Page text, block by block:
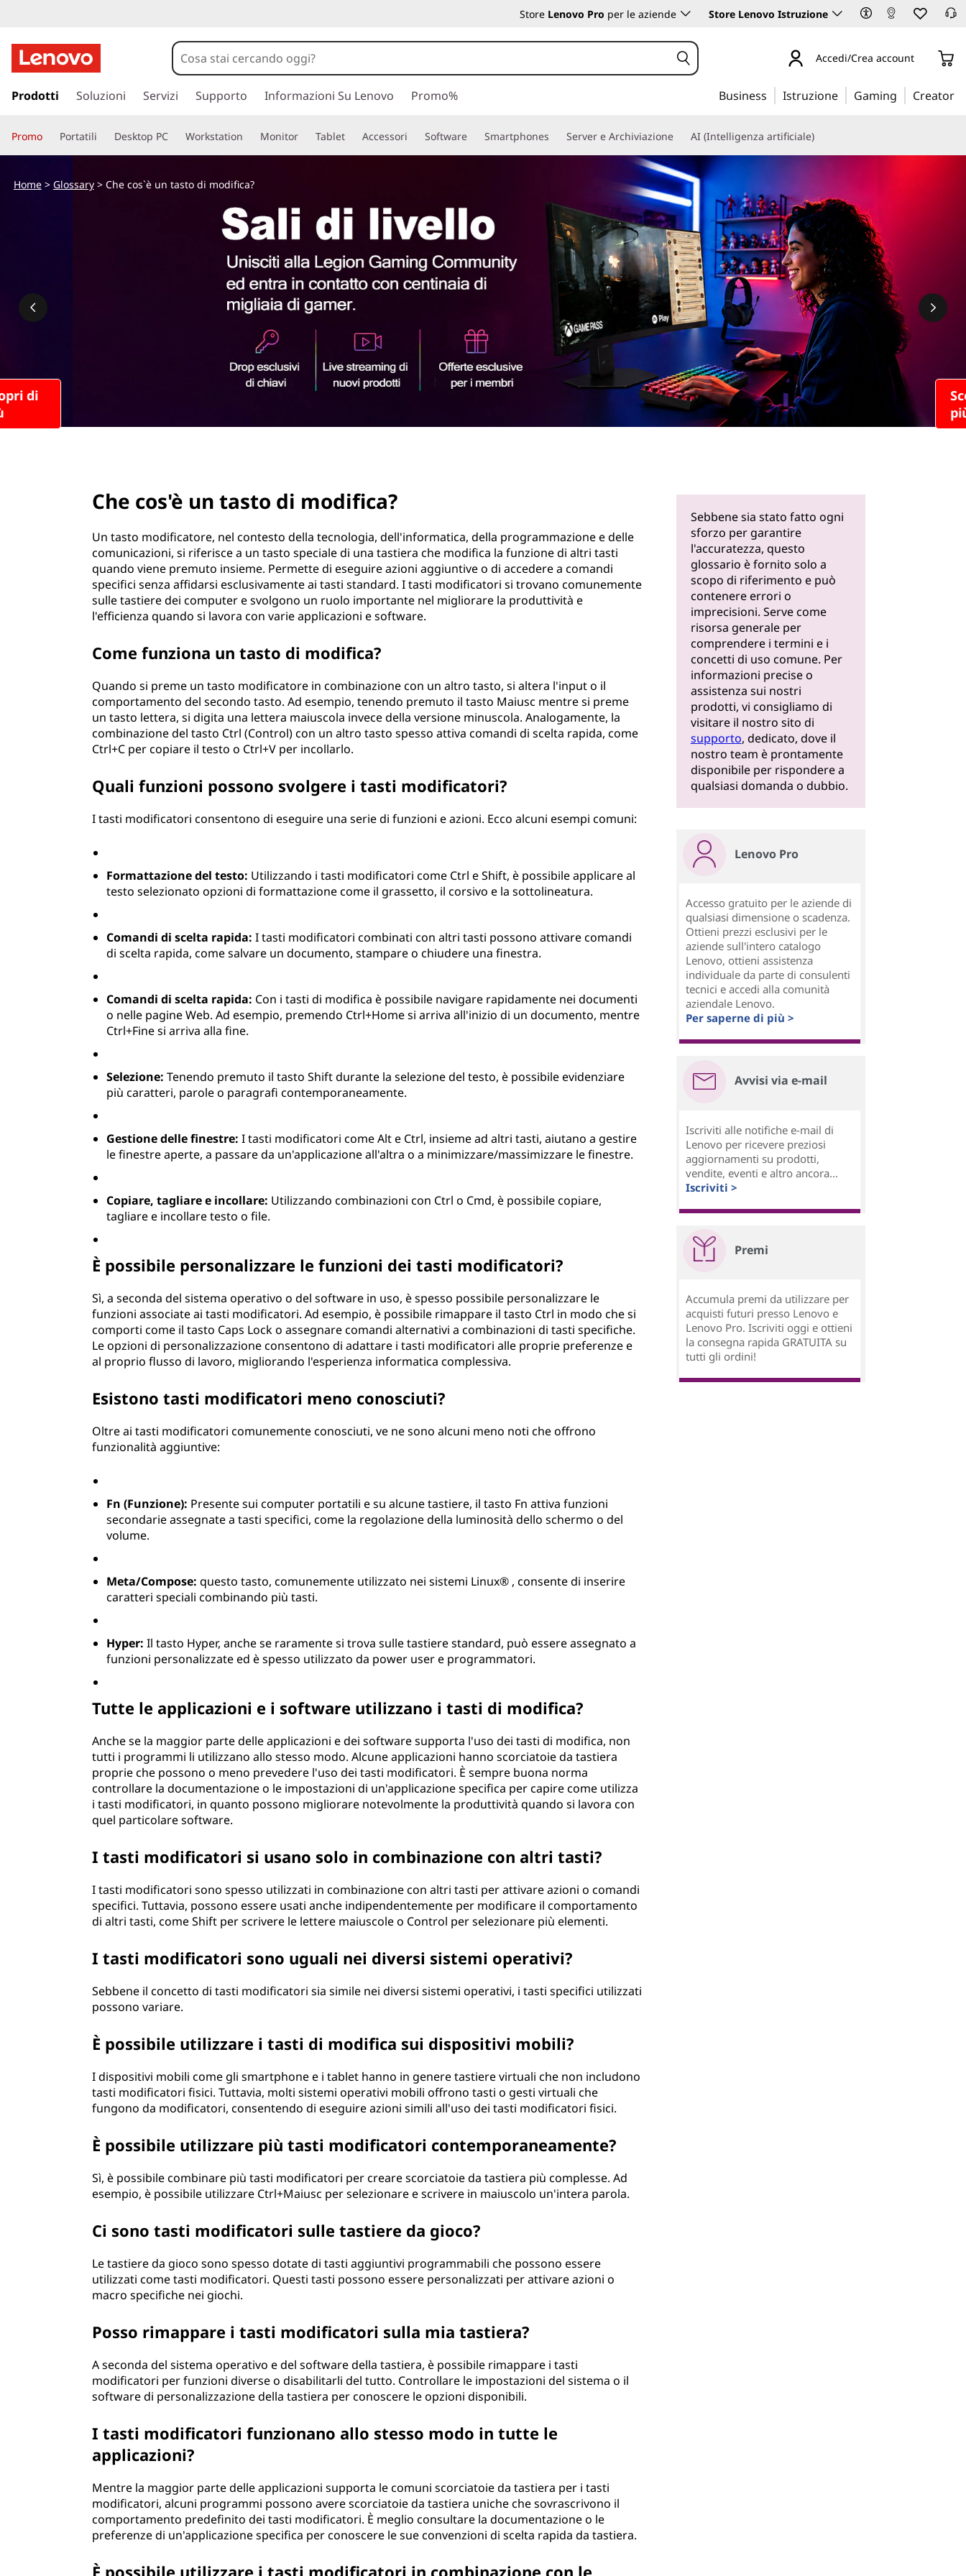
h
e
o
s
t
Store Lenovo Pro per le aziende Store Lenovo Istruzione
a
a
a
o
c
i
a
Accedi/Crea account
Prodotti Soluzioni Servizi Supporto Informazioni Su Lenovo Promo% Business Istruzione Gaming Creator
Promo Portatili Desktop PC Workstation Monitor Tablet Accessori Software Smartphones Server e Archiviazione AI (Intelligenza artificiale)
Scopri di
Home> Glossary> Che cos`è un tasto di modifica?
Che cos'è un tasto di modifica?
Un tasto modificatore, nel contesto della tecnologia, dell'informatica, della programmazione e delle
comunicazioni, si riferisce a un tasto speciale di una tastiera che modifica la funzione di altri tasti
quando viene premuto insieme. Permette di eseguire azioni aggiuntive o di accedere a comandi
specifici senza affidarsi esclusivamente ai tasti standard. I tasti modificatori si trovano comunemente
sulle tastiere dei computer e svolgono un ruolo importante nel migliorare la produttività e
l'efficienza quando si lavora con varie applicazioni e software.
Come funziona un tasto di modifica?
Quando si preme un tasto modificatore in combinazione con un altro tasto, si altera l'input o il
comportamento del secondo tasto. Ad esempio, tenendo premuto il tasto Maiusc mentre si preme
un tasto lettera, si digita una lettera maiuscola invece della versione minuscola. Analogamente, la
combinazione del tasto Ctrl (Control) con un altro tasto spesso attiva comandi di scelta rapida, come
Ctrl+C per copiare il testo o Ctrl+V per incollarlo.
Quali funzioni possono svolgere i tasti modificatori?
I tasti modificatori consentono di eseguire una serie di funzioni e azioni. Ecco alcuni esempi comuni:
Formattazione del testo: Utilizzando i tasti modificatori come Ctrl e Shift, è possibile applicare al
testo selezionato opzioni di formattazione come il grassetto, il corsivo e la sottolineatura.
Comandi di scelta rapida: I tasti modificatori combinati con altri tasti possono attivare comandi
di scelta rapida, come salvare un documento, stampare o chiudere una finestra.
Comandi di scelta rapida: Con i tasti di modifica è possibile navigare rapidamente nei documenti
o nelle pagine Web. Ad esempio, premendo Ctrl+Home si arriva all'inizio di un documento, mentre
Ctrl+Fine si arriva alla fine.
Selezione: Tenendo premuto il tasto Shift durante la selezione del testo, è possibile evidenziare
più caratteri, parole o paragrafi contemporaneamente.
Gestione delle finestre: I tasti modificatori come Alt e Ctrl, insieme ad altri tasti, aiutano a gestire
le finestre aperte, a passare da un'applicazione all'altra o a minimizzare/massimizzare le finestre.
Copiare, tagliare e incollare: Utilizzando combinazioni con Ctrl o Cmd, è possibile copiare,
tagliare e incollare testo o file.
È possibile personalizzare le funzioni dei tasti modificatori?
Sì, a seconda del sistema operativo o del software in uso, è spesso possibile personalizzare le
funzioni associate ai tasti modificatori. Ad esempio, è possibile rimappare il tasto Ctrl in modo che si
comporti come il tasto Caps Lock o assegnare comandi alternativi a combinazioni di tasti specifiche.
Le opzioni di personalizzazione consentono di adattare i tasti modificatori alle proprie preferenze e
al proprio flusso di lavoro, migliorando l'esperienza informatica complessiva.
Esistono tasti modificatori meno conosciuti?
Oltre ai tasti modificatori comunemente conosciuti, ve ne sono alcuni meno noti che offrono
funzionalità aggiuntive:
Fn (Funzione): Presente sui computer portatili e su alcune tastiere, il tasto Fn attiva funzioni
secondarie assegnate a tasti specifici, come la regolazione della luminosità dello schermo o del
volume.
Meta/Compose: questo tasto, comunemente utilizzato nei sistemi Linux® , consente di inserire
caratteri speciali combinando più tasti.
Hyper: Il tasto Hyper, anche se raramente si trova sulle tastiere standard, può essere assegnato a
funzioni personalizzate ed è spesso utilizzato da power user e programmatori.
Tutte le applicazioni e i software utilizzano i tasti di modifica?
Anche se la maggior parte delle applicazioni e dei software supporta l'uso dei tasti di modifica, non
tutti i programmi li utilizzano allo stesso modo. Alcune applicazioni hanno scorciatoie da tastiera
proprie che possono o meno prevedere l'uso dei tasti modificatori. È sempre buona norma
controllare la documentazione o le impostazioni di un'applicazione specifica per capire come utilizza
i tasti modificatori, in quanto possono migliorare notevolmente la produttività quando si lavora con
quel particolare software.
I tasti modificatori si usano solo in combinazione con altri tasti?
I tasti modificatori sono spesso utilizzati in combinazione con altri tasti per attivare azioni o comandi
specifici. Tuttavia, possono essere usati anche indipendentemente per modificare il comportamento
di altri tasti, come Shift per scrivere le lettere maiuscole o Control per selezionare più elementi.
I tasti modificatori sono uguali nei diversi sistemi operativi?
Sebbene il concetto di tasti modificatori sia simile nei diversi sistemi operativi, i tasti specifici utilizzati
possono variare.
È possibile utilizzare i tasti di modifica sui dispositivi mobili?
I dispositivi mobili come gli smartphone e i tablet hanno in genere tastiere virtuali che non includono
tasti modificatori fisici. Tuttavia, molti sistemi operativi mobili offrono tasti o gesti virtuali che
fungono da modificatori, consentendo di eseguire azioni simili all'uso dei tasti modificatori fisici.
È possibile utilizzare più tasti modificatori contemporaneamente?
Sì, è possibile combinare più tasti modificatori per creare scorciatoie da tastiera più complesse. Ad
esempio, è possibile utilizzare Ctrl+Maiusc per selezionare e scrivere in maiuscolo un'intera parola.
Ci sono tasti modificatori sulle tastiere da gioco?
Le tastiere da gioco sono spesso dotate di tasti aggiuntivi programmabili che possono essere
utilizzati come tasti modificatori. Questi tasti possono essere personalizzati per attivare azioni o
macro specifiche nei giochi.
Posso rimappare i tasti modificatori sulla mia tastiera?
A seconda del sistema operativo e del software della tastiera, è possibile rimappare i tasti
modificatori per funzioni diverse o disabilitarli del tutto. Controllare le impostazioni del sistema o il
software di personalizzazione della tastiera per conoscere le opzioni disponibili.
I tasti modificatori funzionano allo stesso modo in tutte le
applicazioni?
Mentre la maggior parte delle applicazioni supporta le comuni scorciatoie da tastiera per i tasti
modificatori, alcuni programmi possono avere scorciatoie da tastiera uniche che sovrascrivono il
comportamento predefinito dei tasti modificatori. È meglio consultare la documentazione o le
preferenze di un'applicazione specifica per conoscere le sue convenzioni di scelta rapida da tastiera.
È possibile utilizzare i tasti modificatori in combinazione con le
Sebbene sia stato fatto ogni
sforzo per garantire
l'accuratezza, questo
glossario è fornito solo a
scopo di riferimento e può
contenere errori o
imprecisioni. Serve come
risorsa generale per
comprendere i termini e i
concetti di uso comune. Per
informazioni precise o
assistenza sui nostri
prodotti, vi consigliamo di
visitare il nostro sito di
supporto, dedicato, dove il
nostro team è prontamente
disponibile per rispondere a
qualsiasi domanda o dubbio.
Lenovo Pro
Accesso gratuito per le aziende di
qualsiasi dimensione o scadenza.
Ottieni prezzi esclusivi per le
aziende sull'intero catalogo
Lenovo, ottieni assistenza
individuale da parte di consulenti
tecnici e accedi alla comunità
aziendale Lenovo.
Per saperne di più >
Avvisi via e-mail
Iscriviti alle notifiche e-mail di
Lenovo per ricevere preziosi
aggiornamenti su prodotti,
vendite, eventi e altro ancora...
Iscriviti >
Premi
Accumula premi da utilizzare per
acquisti futuri presso Lenovo e
Lenovo Pro. Iscriviti oggi e ottieni
la consegna rapida GRATUITA su
tutti gli ordini!